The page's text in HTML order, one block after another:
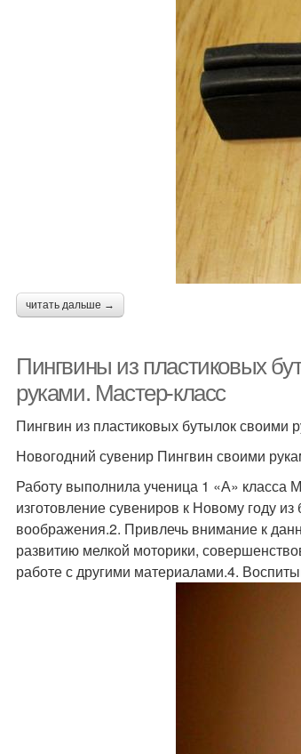
читать дальше →
Пингвины из пластиковых
руками. Мастер-класс
Пингвин из пластиковых бутылок своими
Новогодний сувенир Пингвин своими
Работу выполнила ученица 1 «А»
изготовление сувениров к Новому году
воображения.2. Привлечь внимание к
развитию мелкой моторики,
работе с другими материалами.4.